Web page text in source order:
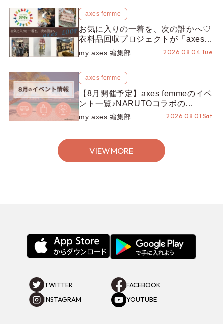
axes femme
お気に入りの一着を、次の誰かへ♡
衣料品回収プロジェクトが「axes
LOOP」にアップデート！活用する
とポイントが手に入る◎
my axes 編集部 2026.08.04 Tue.
axes femme
【8月開催予定】axes femmeのイベ
ント一覧♪NARUTOコラボの
REZEN POPUPから、プチYour
Stage.、ティーパーティまで！8月
my axes 編集部 2026.08.01 Sat.
VIEW MORE
TWITTER
FACEBOOK
INSTAGRAM
YOUTUBE